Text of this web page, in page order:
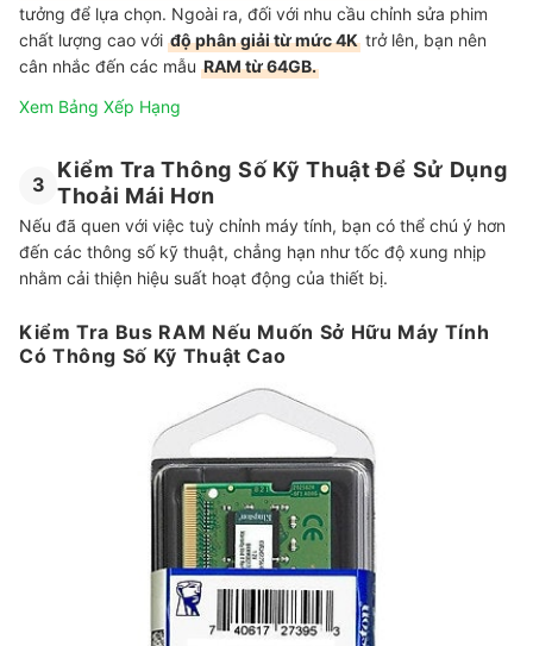
tưởng để lựa chọn. Ngoài ra, đối với nhu cầu chỉnh sửa phim
chất lượng cao với độ phân giải từ mức 4K trở lên, bạn nên
cân nhắc đến các mẫu RAM từ 64GB.
Xem Bảng Xếp Hạng
3
Kiểm Tra Thông Số Kỹ Thuật Để Sử Dụng
Thoải Mái Hơn
Nếu đã quen với việc tuỳ chỉnh máy tính, bạn có thể chú ý hơn
đến các thông số kỹ thuật, chẳng hạn như tốc độ xung nhịp
nhằm cải thiện hiệu suất hoạt động của thiết bị.
Kiểm Tra Bus RAM Nếu Muốn Sở Hữu Máy Tính
Có Thông Số Kỹ Thuật Cao